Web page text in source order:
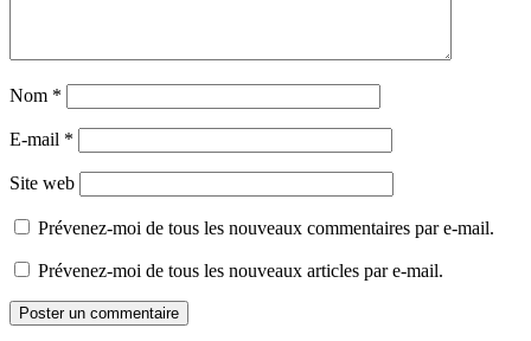
Nom *
E-mail *
Site web
Prévenez-moi de tous les nouveaux commentaires par e-mail.
Prévenez-moi de tous les nouveaux articles par e-mail.